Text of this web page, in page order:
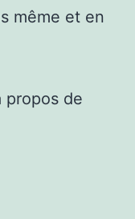
même et en
propos de